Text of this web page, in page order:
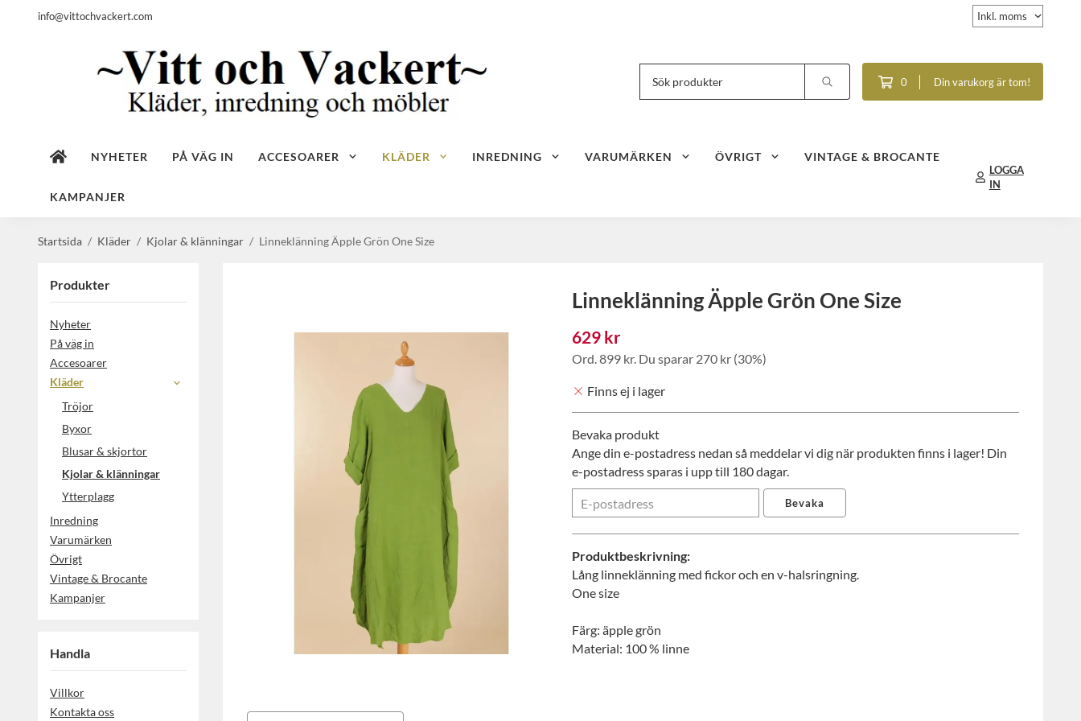
info@vittochvackert.com
0 Din varukorg är tom!
NYHETER PÅ VÄG IN ACCESOARER KLÄDER INREDNING VARUMÄRKEN ÖVRIGT VINTAGE & BROCANTE
KAMPANJER
LOGGA
IN
Startsida / Kläder / Kjolar & klänningar / Linneklänning Äpple Grön One Size
Produkter
Nyheter
På väg in
Accesoarer
Kläder
Tröjor
Byxor
Blusar & skjortor
Kjolar & klänningar
Ytterplagg
Inredning
Varumärken
Övrigt
Vintage & Brocante
Kampanjer
Handla
Villkor
Kontakta oss
Linneklänning Äpple Grön One Size
629 kr
Ord.899 kr. Du sparar 270 kr (30%)
Finns ej i lager
Bevaka produkt
Ange din e-postadress nedan så meddelar vi dig när produkten finns i lager! Din
e-postadress sparas i upp till 180 dagar.
Bevaka
Produktbeskrivning:
Lång linneklänning med fickor och en v-halsringning.
One size
Färg: äpple grön
Material: 100 % linne